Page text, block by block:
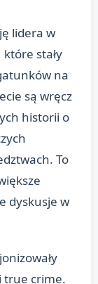
lidera w
stały
na
są wręcz
historii o
To
dyskusje w
true crime.